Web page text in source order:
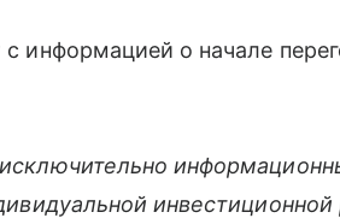
с информацией о начале